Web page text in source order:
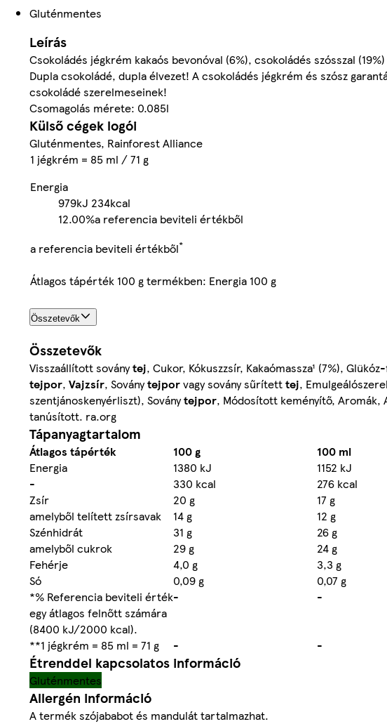
Gluténmentes
Leírás
Csokoládés jégkrém kakaós bevonóval (6%), csokoládés szósszal
Dupla csokoládé, dupla élvezet! A csokoládés jégkrém és szósz
csokoládé szerelmeseinek!
Csomagolás mérete: 0.085l
Külső cégek logói
Gluténmentes, Rainforest Alliance
1 jégkrém = 85 ml / 71 g
Energia
979kJ 234kcal
12.00%a referencia beviteli értékből
a referencia beviteli értékből*
Átlagos tápérték 100 g termékben: Energia 100 g
Összetevők
Összetevők
Visszaállított soványtej, Cukor, Kókuszzsír, Kakaómassza¹ (7%),
tejpor, Vajzsír, Soványtejporvagy sovány sűrítetttej,
szentjánoskenyérliszt), Soványtejpor, Módosított keményítő, Aromák,
tanúsított. ra.org
Tápanyagtartalom
Átlagos tápérték 100 g 100 ml
Energia
1380 kJ 1152 kJ
-
330 kcal 276 kcal
Zsír
20 g 17 g
amelyből telített zsírsavak
14 g 12 g
Szénhidrát
31 g 26 g
amelyből cukrok
29 g 24 g
Fehérje
4,0 g 3,3 g
Só
0,09 g 0,07 g
*% Referencia beviteli érték
egy átlagos felnőtt számára
(8400 kJ/2000 kcal).
- -
**1 jégkrém = 85 ml = 71 g - -
Étrenddel kapcsolatos információ
Gluténmentes
Allergén információ
A termék szójababot és mandulát tartalmazhat.